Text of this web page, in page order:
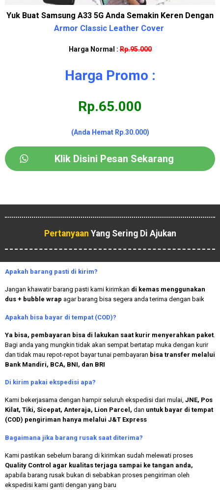
Yuk Buat Samsung A33 5G Anda Semakin Keren Dengan
Armor Classic Leather Cover
Harga Normal :Rp.95.000
Harga Promo :
Rp.65.000
(Anda Hemat Rp.30.000)
Klik Disini Pesan Sekarang
Pertanyaan Yang Sering Di Ajukan
Apakah barang pasti di kirim?
Jangan khawatir barang pasti kami kirimkan di kemas menggunakan
dus + bubble wrap agar barang bisa segera anda terima dengan baik
Apakah bisa bayar di tempat (COD)?
Ya bisa, pembayaran bisa di lakukan saat kurir menyerahkan paket
Bagi anda yang mungkin tidak akan sempat bertatap muka dengan kurir
dan tidak mau repot-repot bayar tunai pembayaran bisa transfer melalui
Bank Mandiri, BCA, BNI, dan BRI
Di kirim pakai ekspedisi apa?
Kami bekerjasama dengan hampir seluruh ekspedisi dari mulai, JNE, Pos
Kilat, Tiki, Sicepat, Anteraja, Lion Parcel, dan untuk bayar di tempat
(COD) pengiriman hanya melalui J&T Express
Bagaimana jika barang rusak saat diterima?
Kami pastikan sebelum barang di kirimkan sudah melewati proses
Quality Control agar kualitas terjaga sampai ke tangan anda,
apabila barang rusak bukan di sebabkan proses pengiriman oleh
ekspedisi kami ganti dengan yang baru